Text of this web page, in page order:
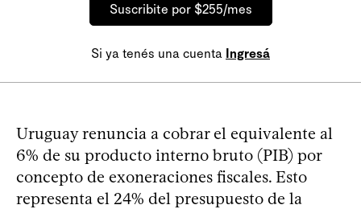
Suscribite por $255/mes
Si ya tenés una cuenta Ingresá
Uruguay renuncia a cobrar el equivalente al
6% de su producto interno bruto (PIB) por
concepto de exoneraciones fiscales. Esto
representa el 24% del presupuesto de la